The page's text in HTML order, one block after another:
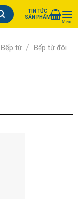
TIN TỨC
SẢN PHẨM
Bếp từ / Bếp từ đôi